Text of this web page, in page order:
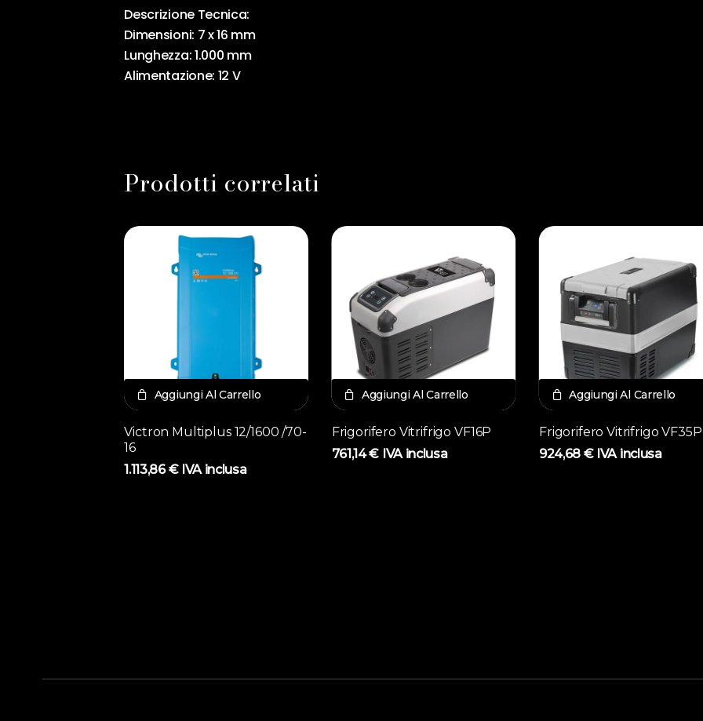
Descrizione Tecnica:
Dimensioni: 7 x 16 mm
Lunghezza: 1.000 mm
Alimentazione: 12 V
Prodotti correlati
Aggiungi Al Carrello
Victron Multiplus 12/1600 /70-
16
1.113,86€ IVA inclusa
Aggiungi Al Carrello
Frigorifero Vitrifrigo VF16P
761,14€ IVA inclusa
Aggiungi Al Carrello
Frigorifero Vitrifrigo VF35P
924,68 € IVA inclusa